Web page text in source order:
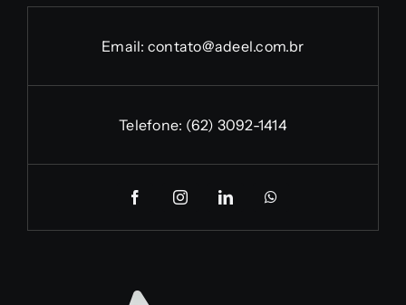
Email: contato@adeel.com.br
Telefone: (62) 3092-1414